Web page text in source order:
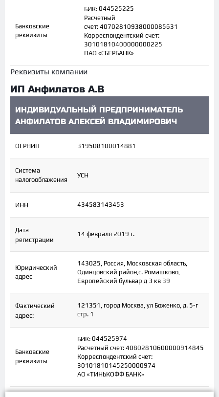
Банковcкие
реквизиты
БИК: 044525225
Расчетный
счет: 40702810938000085631
Корреспондентский счет:
30101810400000000225
ПАО «СБЕРБАНК»
Реквизиты компании
ИП Анфилатов А.В
ИНДИВИДУАЛЬНЫЙ ПРЕДПРИНИМАТЕЛЬ
АНФИЛАТОВ АЛЕКСЕЙ ВЛАДИМИРОВИЧ
ОГРНИП 319508100014881
Система
налогооблажения
УСН
ИНН 434583143453
Дата
регистрации
14 февраля 2019 г.
Юридический
адрес
143025, Россия, Московская область,
Одинцовский район,с. Ромашково,
Европейский бульвар д 3 кв 39
Фактический
адрес:
121351, город Москва, ул Боженко, д. 5-г
стр. 1
Банковские
реквизиты
БИК: 044525974
Расчетный счет: 40802810600000914845
Корреспондентский счет:
30101810145250000974
АО «ТИНЬКОФФ БАНК»